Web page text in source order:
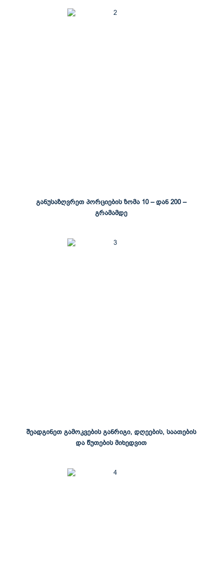
განუსაზღვრეთ პორციების ზომა 10 – დან 200 –
გრამამდე
შეადგინეთ გამოკვების განრიგი, დღეების, საათების
და წუთების მიხედვით